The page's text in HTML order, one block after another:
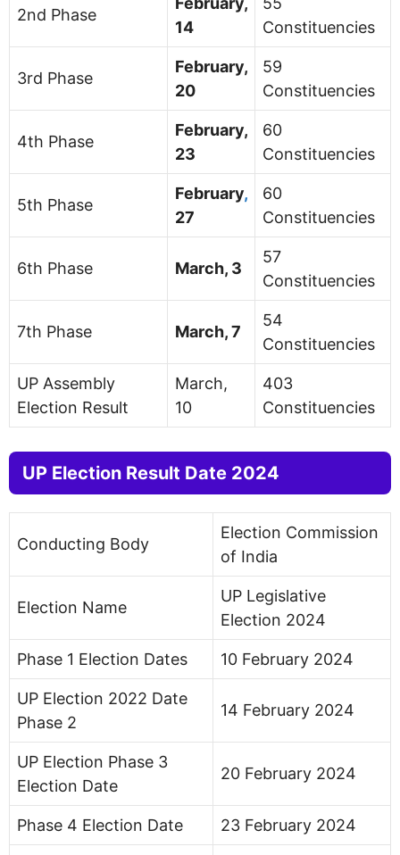
2nd Phase
14
Constituencies
3rd Phase
February,
20
59
Constituencies
4th Phase
February,
23
60
Constituencies
5th Phase
February,
27
60
Constituencies
6th Phase March, 3
57
Constituencies
7th Phase March, 7
54
Constituencies
UP Assembly
Election Result
March,
10
403
Constituencies
UP Election Result Date 2024
Conducting Body
Election Commission
of India
Election Name
UP Legislative
Election 2024
Phase 1 Election Dates 10 February 2024
UP Election 2022 Date
Phase 2
14 February 2024
UP Election Phase 3
Election Date
20 February 2024
Phase 4 Election Date 23 February 2024